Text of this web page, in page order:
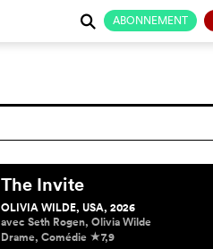
ABONNEMENT
j
The Invite
OLIVIA WILDE, USA, 2026
avec Seth Rogen, Olivia Wilde
Drame, Comédie c7,9